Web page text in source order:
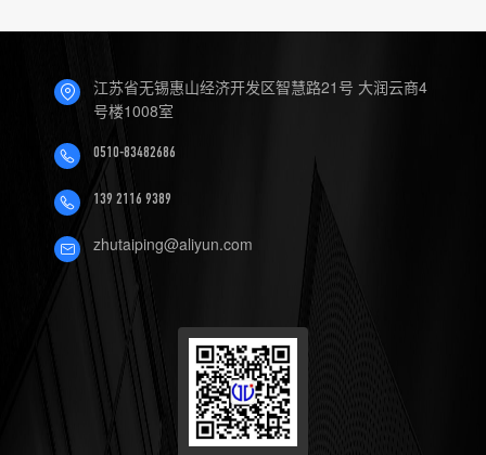
江苏省无锡惠山经济开发区智慧路21号 大润云商4
号楼1008室
0510-83482686
139 2116 9389
zhutaiping@aliyun.com